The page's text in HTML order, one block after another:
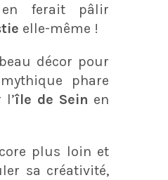
ferait pâlir
elle-même !
décor pour
phare
l’île de Sein en
plus loin et
sa créativité,